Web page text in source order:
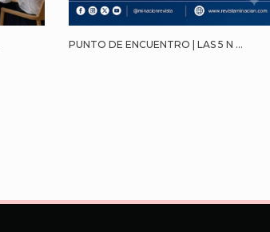
PUNTO DE ENCUENTRO | LAS 5 N ...